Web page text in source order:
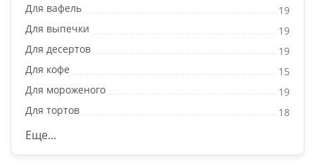
Для вафель
19
Для выпечки
19
Для десертов
19
Для кофе
15
Для мороженого
19
Для тортов
18
Еще...